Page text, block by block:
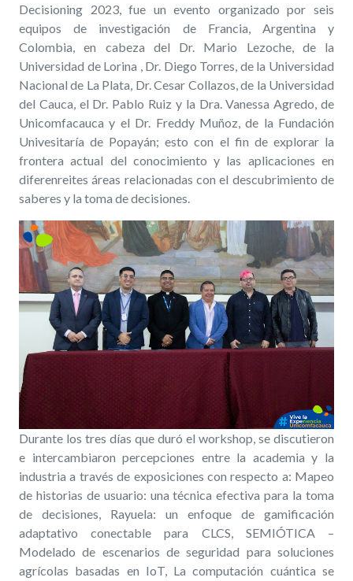
Decisioning 2023, fue un evento organizado por seis
equipos de investigación de Francia, Argentina y
Colombia, en cabeza del Dr. Mario Lezoche, de la
Universidad de Lorina , Dr. Diego Torres, de la Universidad
Nacional de La Plata, Dr. Cesar Collazos, de la Universidad
del Cauca, el Dr. Pablo Ruiz y la Dra. Vanessa Agredo, de
Unicomfacauca y el Dr. Freddy Muñoz, de la Fundación
Univesitaría de Popayán; esto con el fin de explorar la
frontera actual del conocimiento y las aplicaciones en
diferenreites áreas relacionadas con el descubrimiento de
saberes y la toma de decisiones.
Durante los tres días que duró el workshop, se discutieron
e intercambiaron percepciones entre la academia y la
industria a través de exposiciones con respecto a: Mapeo
de historias de usuario: una técnica efectiva para la toma
de decisiones, Rayuela: un enfoque de gamificación
adaptativo conectable para CLCS, SEMIÓTICA –
Modelado de escenarios de seguridad para soluciones
agrícolas basadas en IoT, La computación cuántica se